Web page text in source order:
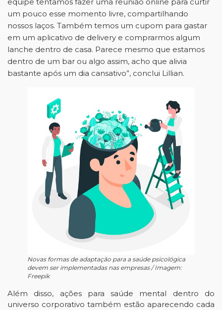
um pouco esse momento livre, compartilhando
nossos laços. Também temos um cupom para gastar
em um aplicativo de delivery e comprarmos algum
lanche dentro de casa. Parece mesmo que estamos
dentro de um bar ou algo assim, acho que alivia
bastante após um dia cansativo”, conclui Lillian.
Novas formas de adaptação para a saúde psicológica
devem ser implementadas nas empresas / Imagem:
Freepik
Além disso, ações para saúde mental dentro do
universo corporativo também estão aparecendo cada